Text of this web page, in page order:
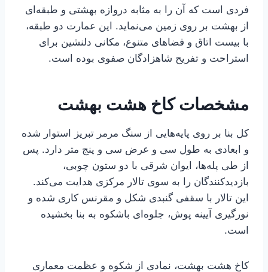
فردی است که آن را به مثابه دروازه بهشتی و طبقه‌ای
از بهشت بر روی زمین می‌نماید. این عمارت دو طبقه،
با بیست اتاق و فضاهای متنوع، مکانی دلنشین برای
استراحت و تفریح شاهزادگان صفوی بوده است.
مشخصات کاخ هشت بهشت
کل بنا بر روی پایه‌هایی از سنگ مرمر تبریز استوار شده
و ابعادی به طول سی و عرض سی و پنج متر دارد. پس
از طی پله‌ها، ایوان شرقی با دو ستون چوبی،
بازدیدکنندگان را به سوی تالار مرکزی هدایت می‌کند.
این تالار با سقفی گنبدی شکل و مقرنس کاری شده و
نورگیری آیینه پوش، جلوه‌ای باشکوه به بنا بخشیده
است.
کاخ هشت بهشت، نمادی از شکوه و عظمت معماری